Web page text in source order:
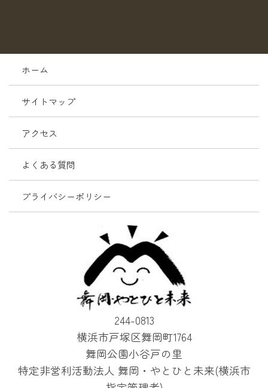
ホーム
サイトマップ
アクセス
よくある質問
プライバシーポリシー
244-0813
横浜市戸塚区舞岡町1764
舞岡公園小谷戸の里
特定非営利活動法人 舞岡・やとひと未来(横浜市